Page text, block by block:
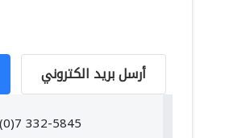
أرسل بريد الكتروني
332-5845